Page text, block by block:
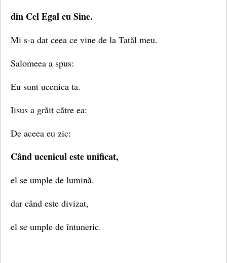
din Cel Egal cu Sine.
Mi s-a dat ceea ce vine de la Tatăl meu.
Salomeea a spus:
Eu sunt ucenica ta.
Iisus a grăit către ea:
De aceea eu zic:
Când ucenicul este unificat,
el se umple de lumină.
dar când este divizat,
el se umple de întuneric.